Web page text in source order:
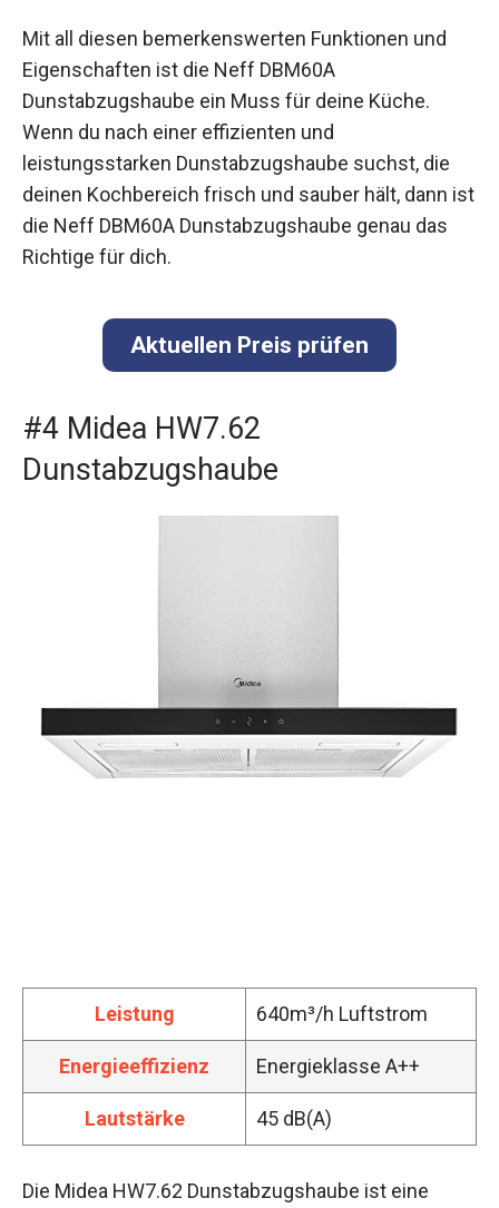
Mit all diesen bemerkenswerten Funktionen und
Eigenschaften ist die Neff DBM60A
Dunstabzugshaube ein Muss für deine Küche.
Wenn du nach einer effizienten und
leistungsstarken Dunstabzugshaube suchst, die
deinen Kochbereich frisch und sauber hält, dann ist
die Neff DBM60A Dunstabzugshaube genau das
Richtige für dich.
Aktuellen Preis prüfen
#4 Midea HW7.62
Dunstabzugshaube
Leistung 640m³/h Luftstrom
Energieeffizienz Energieklasse A++
Lautstärke 45 dB(A)
Die Midea HW7.62 Dunstabzugshaube ist eine